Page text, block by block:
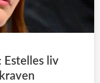
Estelles liv